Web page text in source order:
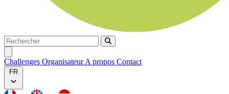
Rechercher
Rechercher
Challenges OrganisateurA propos Contact
FR